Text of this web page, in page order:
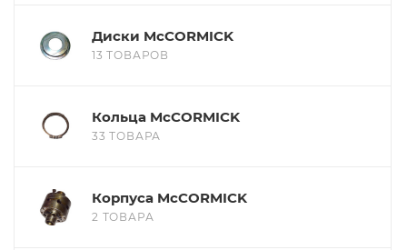
Диски McCORMICK
13 ТОВАРОВ
Кольца McCORMICK
33 ТОВАРА
Корпуса McCORMICK
2 ТОВАРА